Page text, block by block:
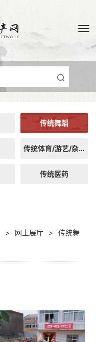
传统舞蹈
传统体育/游艺/杂技
传统医药
> 网上展厅 > 传统舞